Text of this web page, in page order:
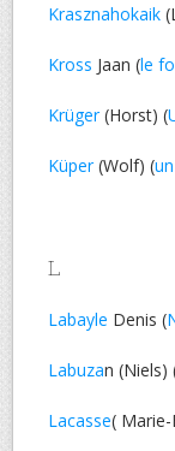
Krasznahokaik
Kross Jaan (le
Krüger(Horst) (
Küper(Wolf) (
L
Labayle Denis (
Labuzan (Niels)
Lacasse( Marie-